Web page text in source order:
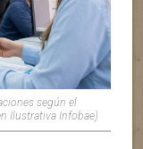
según el
Ilustrativa Infobae)